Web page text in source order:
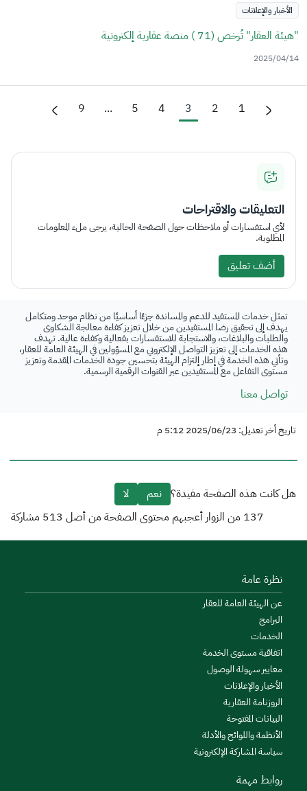
الأخبار والإعلانات
"هيئة العقار" تُرخص (71 ) منصة عقارية إلكترونية
2025/04/14
1
2
3
4
5
...
9
التعليقات والاقتراحات
لأي استفسارات أو ملاحظات حول الصفحة الحالية، يرجى ملء المعلومات
المطلوبة.
أضف تعليق
تمثل خدمات المستفيد للدعم والمساندة جزءًا أساسيًا من نظام موحد ومتكامل
يهدف إلى تحقيق رضا المستفيدين من خلال تعزيز كفاءة معالجة الشكاوى
والطلبات والبلاغات، والاستجابة للاستفسارات بفعالية وكفاءة عالية. تهدف
هذه الخدمات إلى تعزيز التواصل الإلكتروني مع المسؤولين في الهيئة العامة للعقار،
وتأتي هذه الخدمة في إطار إلتزام الهيئة بتحسين جودة الخدمات المقدمة وتعزيز
مستوى التفاعل مع المستفيدين عبر القنوات الرقمية الرسمية.
تواصل معنا
تاريخ أخر تعديل: 2025/06/23 5:12 م
هل كانت هذه الصفحة مفيدة؟ نعم
لا
137 من الزوار أعجبهم محتوى الصفحة من أصل 513 مشاركة
نظرة عامة
عن الهيئة العامة للعقار
البرامج
الخدمات
اتفاقية مستوى الخدمة
معايير سهولة الوصول
الأخبار والإعلانات
الروزنامة العقارية
البيانات المفتوحة
الأنظمة واللوائح والأدلة
سياسة المشاركة الإلكترونية
روابط مهمة